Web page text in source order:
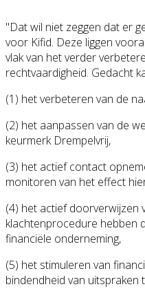
"Dat wil niet zeggen dat er
voor Kifid. Deze liggen
vlak van het verder
rechtvaardigheid. Gedacht
(1) het verbeteren van de
(2) het aanpassen van de
keurmerk Drempelvrij,
(3) het actief contact
monitoren van het effect
(4) het actief doorverwijzen
klachtenprocedure hebben
financiële onderneming,
(5) het stimuleren van
bindendheid van uitspraken